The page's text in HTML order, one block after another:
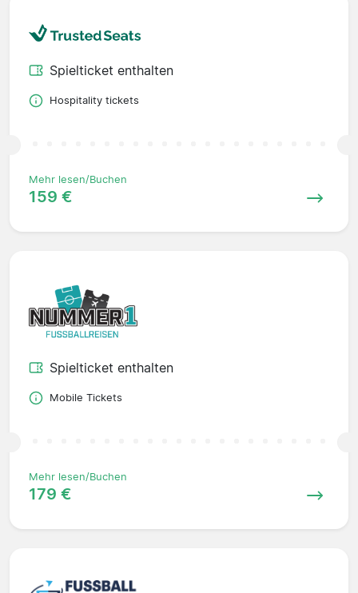
Spielticket enthalten
Hospitality tickets
Mehr lesen/Buchen
159 €
Spielticket enthalten
Mobile Tickets
Mehr lesen/Buchen
179 €